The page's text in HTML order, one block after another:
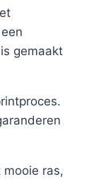
gemaakt
ras,